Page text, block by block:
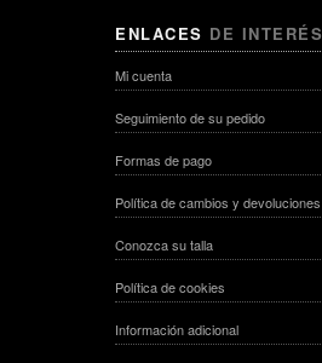
ENLACES DE INTERÉS
Mi cuenta
Seguimiento de su pedido
Formas de pago
Política de cambios y devoluciones
Conozca su talla
Política de cookies
Información adicional